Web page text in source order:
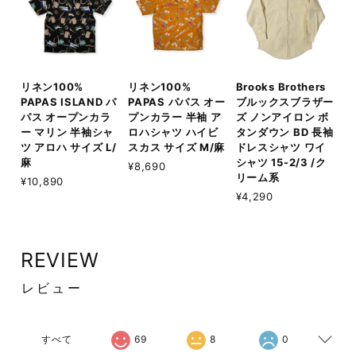
リネン100%
PAPAS ISLAND パ
パス オープンカラ
ー マリン 半袖シャ
ツ アロハ サイズ L/
麻
¥10,890
リネン100%
PAPAS パパス オー
プンカラー 半袖 ア
ロハシャツ ハイビ
スカス サイズ M/麻
¥8,690
Brooks Brothers
ブルックスブラザー
ズ ノンアイロン ボ
タンダウン BD 長袖
ドレスシャツ ワイ
シャツ 15-2/3 /ク
リーム系
¥4,290
REVIEW
レビュー
すべて 69 8 0